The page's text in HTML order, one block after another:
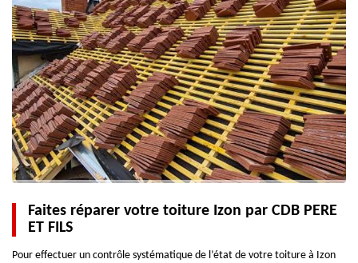
Faites réparer votre toiture Izon par CDB PERE
ET FILS
Pour effectuer un contrôle systématique de l’état de votre toiture à Izon